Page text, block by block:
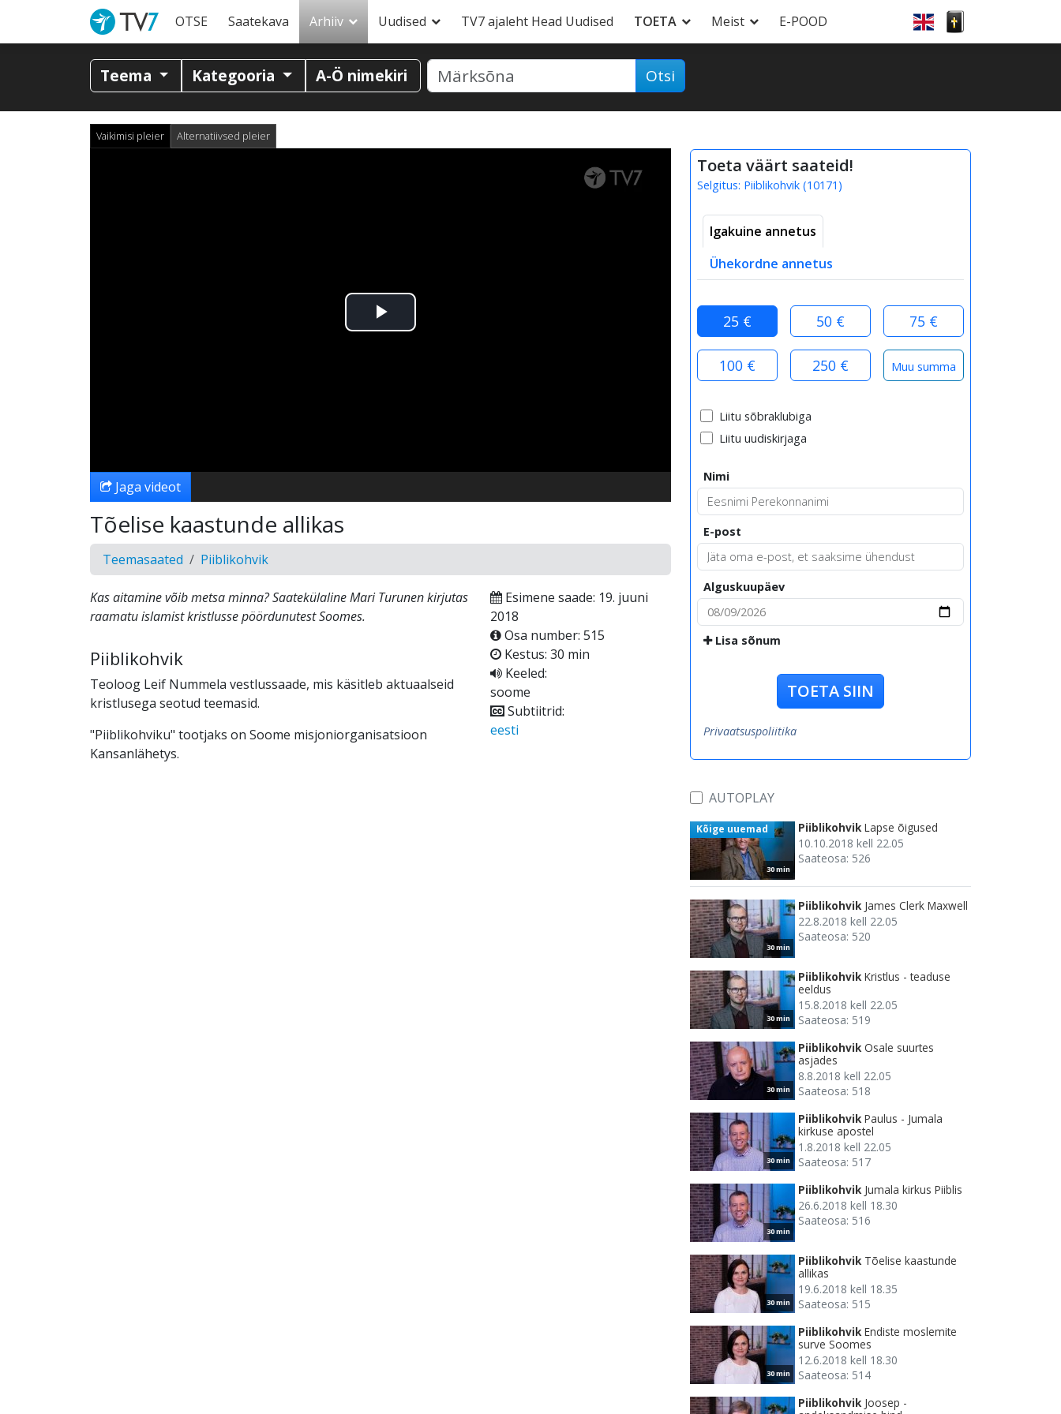
OTSE Saatekava Arhiiv Uudised TV7 ajaleht Head Uudised TOETA Meist E-POOD
Teema Kategooria A-Ö nimekiri Otsi
Vaikimisi pleier Alternatiivsed pleier
Esita
Jaga videot
Tõelise kaastunde allikas
Teemasaated Piiblikohvik
Kas aitamine võib metsa minna? Saatekülaline Mari Turunen kirjutas
raamatu islamist kristlusse pöördunutest Soomes.
Piiblikohvik
Teoloog Leif Nummela vestlussaade, mis käsitleb aktuaalseid
kristlusega seotud teemasid.
"Piiblikohviku" tootjaks on Soome misjoniorganisatsioon
Kansanlähetys.
Esimene saade: 19. juuni
2018
Osa number: 515
Kestus: 30 min
Keeled:
soome
Subtiitrid:
eesti
Toeta väärt saateid!
Selgitus: Piiblikohvik (10171 )
Igakuine annetus
Ühekordne annetus
25 € 50 € 75 €
100 € 250 €
Liitu sõbraklubiga
Liitu uudiskirjaga
Nimi
E-post
Alguskuupäev
Lisa sõnum
TOETA SIIN
Privaatsuspoliitika
AUTOPLAY
30 min
Kõige uuemad Piiblikohvik Lapse õigused
10.10.2018 kell 22.05
Saateosa: 526
30 min
Piiblikohvik James Clerk Maxwell
22.8.2018 kell 22.05
Saateosa: 520
30 min
Piiblikohvik Kristlus - teaduse
eeldus
15.8.2018 kell 22.05
Saateosa: 519
30 min
Piiblikohvik Osale suurtes
asjades
8.8.2018 kell 22.05
Saateosa: 518
30 min
Piiblikohvik Paulus - Jumala
kirkuse apostel
1.8.2018 kell 22.05
Saateosa: 517
30 min
Piiblikohvik Jumala kirkus Piiblis
26.6.2018 kell 18.30
Saateosa: 516
30 min
Piiblikohvik Tõelise kaastunde
allikas
19.6.2018 kell 18.35
Saateosa: 515
30 min
Piiblikohvik Endiste moslemite
surve Soomes
12.6.2018 kell 18.30
Saateosa: 514
Piiblikohvik Joosep -